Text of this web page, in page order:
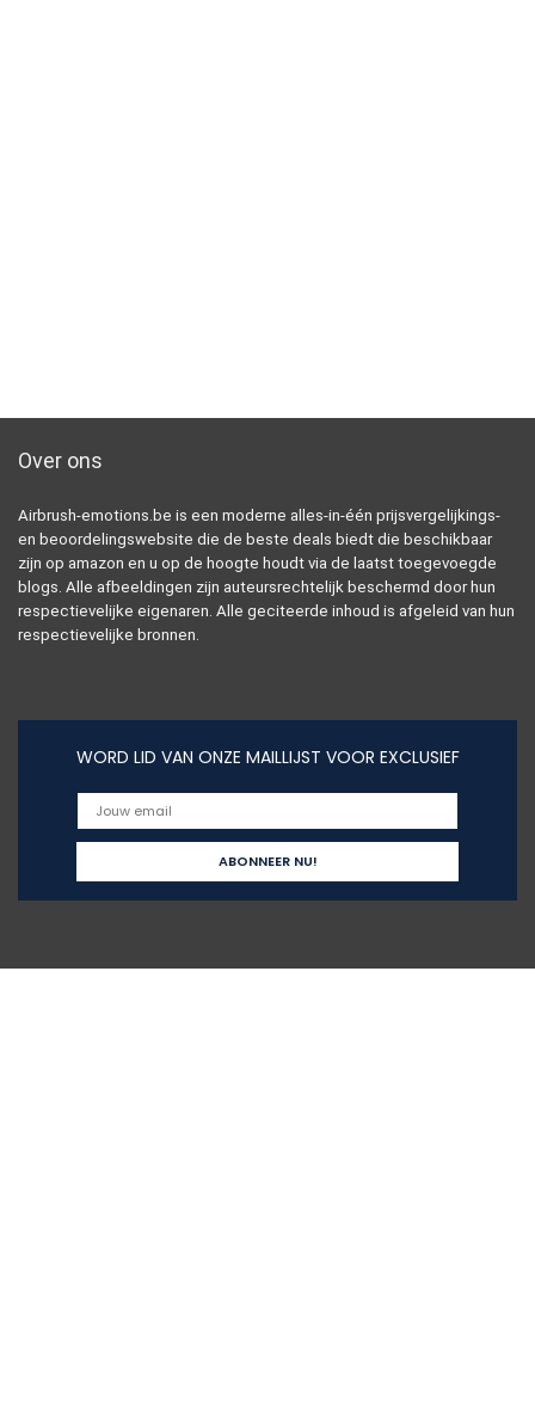
Over ons
Airbrush-emotions.be is een moderne alles-in-één prijsvergelijkings-
en beoordelingswebsite die de beste deals biedt die beschikbaar
zijn op amazon en u op de hoogte houdt via de laatst toegevoegde
blogs. Alle afbeeldingen zijn auteursrechtelijk beschermd door hun
respectievelijke eigenaren. Alle geciteerde inhoud is afgeleid van hun
respectievelijke bronnen.
WORD LID VAN ONZE MAILLIJST VOOR EXCLUSIEF